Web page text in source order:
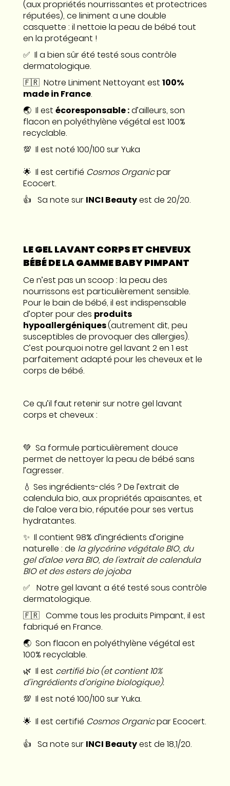
(aux propriétés nourrissantes et protectrices
réputées), ce liniment a une double
casquette : il nettoie la peau de bébé tout
en la protégeant !
✅ Il a bien sûr été testé sous contrôle
dermatologique.
🇫🇷 Notre Liniment Nettoyant est 100%
made in France.
🌏 Il est écoresponsable :d’ailleurs, son
flacon en polyéthylène végétal est 100%
recyclable.
💯 Il est noté 100/100 sur Yuka
🌟 Il est certifié Cosmos Organicpar
Ecocert.
👍 Sa note sur INCI Beautyest de 20/20.
LE GEL LAVANT CORPS ET CHEVEUX
BÉBÉ DE LA GAMME BABY PIMPANT
Ce n’est pas un scoop : la peau des
nourrissons est particulièrement sensible.
Pour le bain de bébé, il est indispensable
d’opter pour des produits
hypoallergéniques(autrement dit, peu
susceptibles de provoquer des allergies).
C’est pourquoi notre gel lavant 2 en 1 est
parfaitement adapté pour les cheveux et le
corps de bébé.
Ce qu’il faut retenir sur notre gel lavant
corps et cheveux :
💚 Sa formule particulièrement douce
permet de nettoyer la peau de bébé sans
l’agresser.
💧 Ses ingrédients-clés ? De l’extrait de
calendula bio, aux propriétés apaisantes, et
de l’aloe vera bio, réputée pour ses vertus
hydratantes.
✨ Il contient 98% d’ingrédients d’origine
naturelle : de la glycérine végétale BIO, du
gel d'aloe vera BIO, de l'extrait de calendula
BIO et des esters de jojoba
✅ Notre gel lavant a été testé sous contrôle
dermatologique.
🇫🇷 Comme tous les produits Pimpant, il est
fabriqué en France.
🌏 Son flacon en polyéthylène végétal est
100% recyclable.
🌿 Il est certifié bio (et contient 10%
d’ingrédients d’origine biologique).
💯 Il est noté 100/100 sur Yuka.
🌟 Il est certifié Cosmos Organicpar Ecocert.
👍 Sa note sur INCI Beautyest de 18,1/20.